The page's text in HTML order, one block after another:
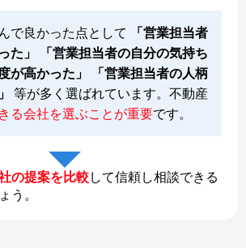
で良かった点として
「営業担当者
た」 「営業担当者の自分の気持ち
が高かった」 「営業担当者の人柄
等が多く選ばれています。不動産
る会社を選ぶことが重要です。
の提案を比較して信頼し相談できる
う。